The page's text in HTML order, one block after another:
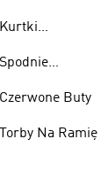
Kurtki
Spodnie
Czerwone Buty
Torby Na Ramię